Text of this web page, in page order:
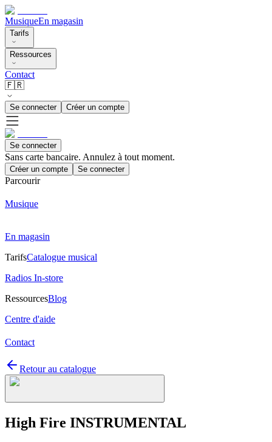
MusiqueEn magasin
Tarifs
Ressources
Contact
🇫🇷
Se connecter Créer un compte
Se connecter
Sans carte bancaire. Annulez à tout moment.
Créer un compte Se connecter
Parcourir
Musique
En magasin
TarifsCatalogue musical
Radios In-store
RessourcesBlog
Centre d'aide
Contact
Retour au catalogue
High Fire INSTRUMENTAL